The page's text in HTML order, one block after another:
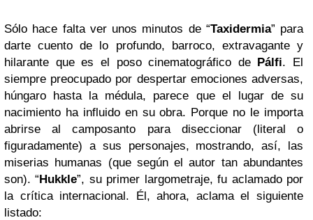
Sólo hace falta ver unos minutos de “Taxidermia” para
darte cuento de lo profundo, barroco, extravagante y
hilarante que es el poso cinematográfico de Pálfi. El
siempre preocupado por despertar emociones adversas,
húngaro hasta la médula, parece que el lugar de su
nacimiento ha influido en su obra. Porque no le importa
abrirse al camposanto para diseccionar (literal o
figuradamente) a sus personajes, mostrando, así, las
miserias humanas (que según el autor tan abundantes
son). “Hukkle”, su primer largometraje, fu aclamado por
la crítica internacional. Él, ahora, aclama el siguiente
listado: